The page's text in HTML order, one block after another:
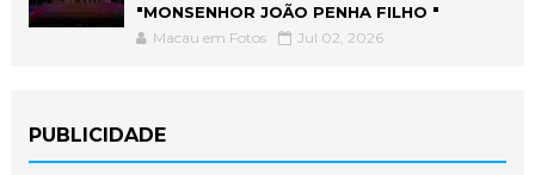
"MONSENHOR JOÃO PENHA FILHO "
Macau em Fotos Jul 02, 2026
PUBLICIDADE